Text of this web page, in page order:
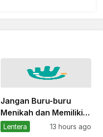
Jangan Buru-buru
Menikah dan Memiliki
Anak Sebelum Siap
Lentera 13 hours ago